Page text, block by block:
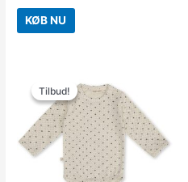
KØB NU
Tilbud!
Tilbud!
oprindelige
pris
var:
199.95kr..
aktuelle
pris
er:
119.97kr..